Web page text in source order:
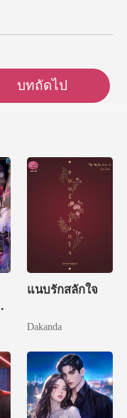
บทถัดไป
แนบรักสลักใจ
Dakanda